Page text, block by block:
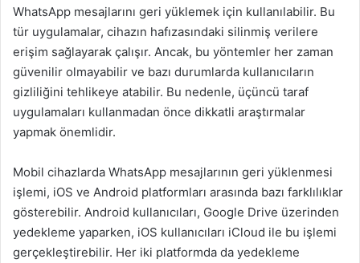
WhatsApp mesajlarını geri yüklemek için kullanılabilir. Bu
tür uygulamalar, cihazın hafızasındaki silinmiş verilere
erişim sağlayarak çalışır. Ancak, bu yöntemler her zaman
güvenilir olmayabilir ve bazı durumlarda kullanıcıların
gizliliğini tehlikeye atabilir. Bu nedenle, üçüncü taraf
uygulamaları kullanmadan önce dikkatli araştırmalar
yapmak önemlidir.
Mobil cihazlarda WhatsApp mesajlarının geri yüklenmesi
işlemi, iOS ve Android platformları arasında bazı farklılıklar
gösterebilir. Android kullanıcıları, Google Drive üzerinden
yedekleme yaparken, iOS kullanıcıları iCloud ile bu işlemi
gerçekleştirebilir. Her iki platformda da yedekleme